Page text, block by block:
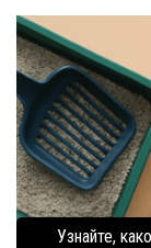
Узнайте,